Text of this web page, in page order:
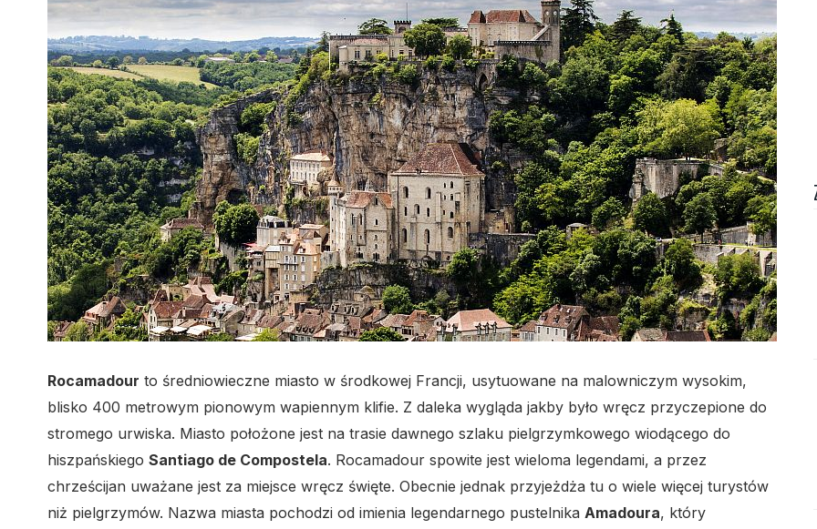
Rocamadour to średniowieczne miasto w środkowej Francji, usytuowane na malowniczym wysokim,
blisko 400 metrowym pionowym wapiennym klifie. Z daleka wygląda jakby było wręcz przyczepione do
stromego urwiska. Miasto położone jest na trasie dawnego szlaku pielgrzymkowego wiodącego do
hiszpańskiego Santiago de Compostela. Rocamadour spowite jest wieloma legendami, a przez
chrześcijan uważane jest za miejsce wręcz święte. Obecnie jednak przyjeżdża tu o wiele więcej turystów
niż pielgrzymów. Nazwa miasta pochodzi od imienia legendarnego pustelnika Amadoura, który